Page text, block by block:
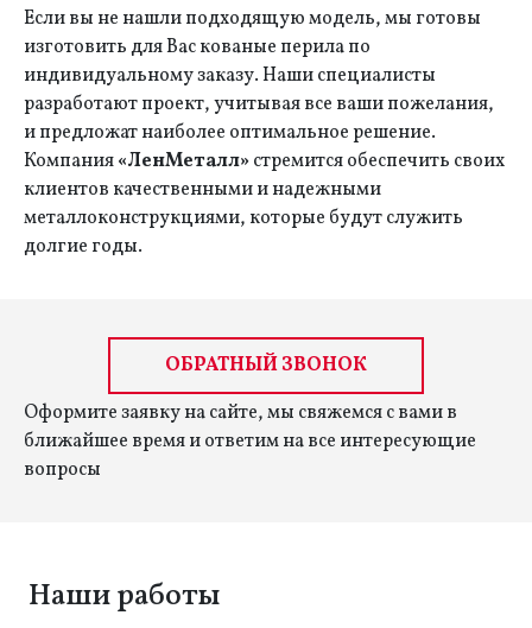
Если вы не нашли подходящую модель, мы готовы
изготовить для Вас кованые перила по
индивидуальному заказу. Наши специалисты
разработают проект, учитывая все ваши пожелания,
и предложат наиболее оптимальное решение.
Компания«ЛенМеталл»стремится обеспечить своих
клиентов качественными и надежными
металлоконструкциями, которые будут служить
долгие годы.
ОБРАТНЫЙ ЗВОНОК
Оформите заявку на сайте, мы свяжемся с вами в
ближайшее время и ответим на все интересующие
вопросы
Наши работы